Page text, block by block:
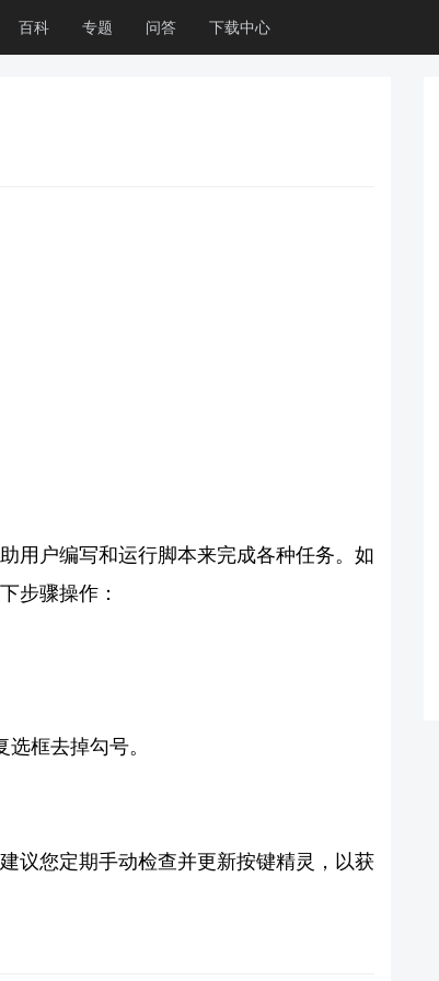
百科 专题 问答 下载中心
用户编写和运行脚本来完成各种任务。如
步骤操作：
框去掉勾号。
议您定期手动检查并更新按键精灵，以获